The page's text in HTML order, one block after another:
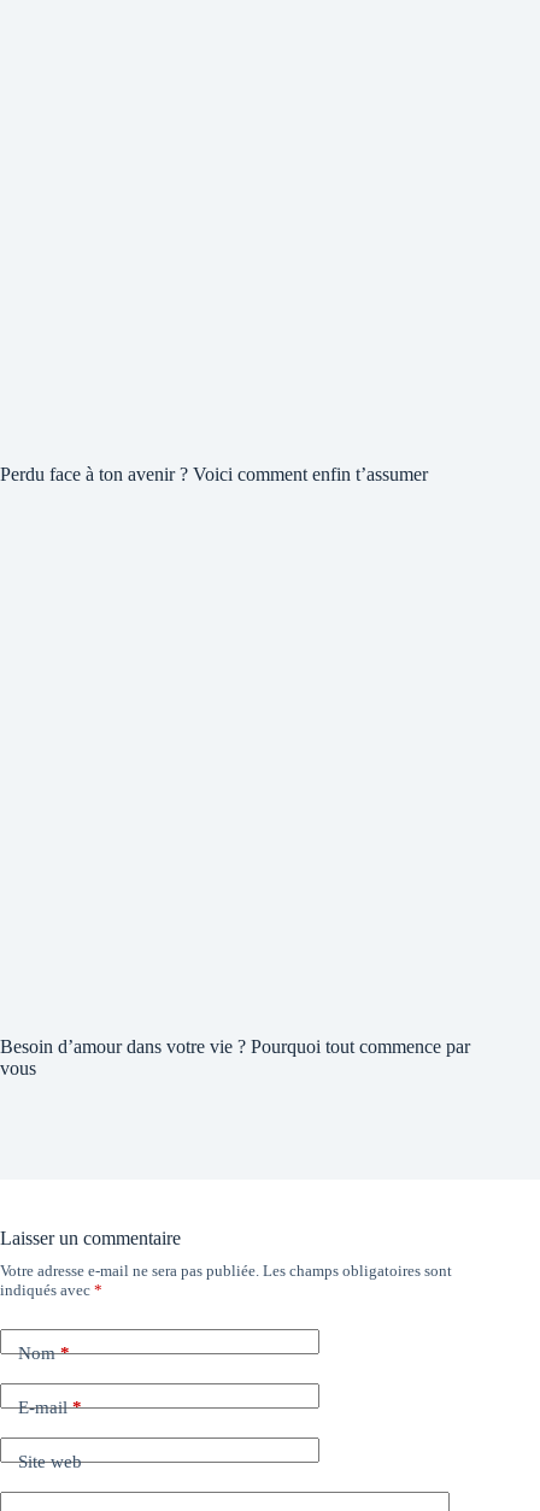
Perdu face à ton avenir ? Voici comment enfin t’assumer
Besoin d’amour dans votre vie ? Pourquoi tout commence par
vous
Laisser un commentaire
Votre adresse e-mail ne sera pas publiée. Les champs obligatoires sont
indiqués avec *
Nom*
E-mail*
Site web